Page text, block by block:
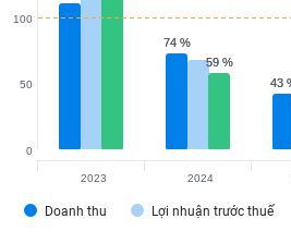
74 %
74 %
43
43
59 %
59 %
Doanh thu Lợi nhuận trước thuế
0
50
100
2023 2024